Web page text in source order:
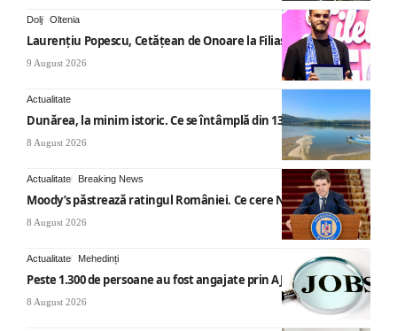
Dolj Oltenia
Laurențiu Popescu, Cetățean de Onoare la Filiași
9 August 2026
Actualitate
Dunărea, la minim istoric. Ce se întâmplă din 13 august
8 August 2026
Actualitate Breaking News
Moody’s păstrează ratingul României. Ce cere Nicușor Dan
8 August 2026
Actualitate Mehedinți
Peste 1.300 de persoane au fost angajate prin AJOFM Mehedinți
8 August 2026